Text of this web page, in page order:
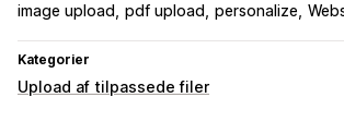
image upload
pdf upload personalize
Kategorier
Upload af tilpassede filer